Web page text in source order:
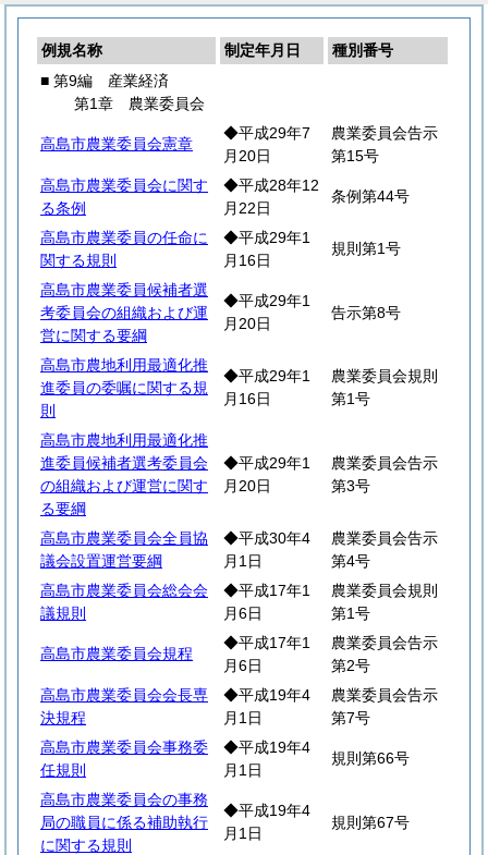
例規名称 制定年月日
種別番号
■ 第9編 産業経済
第1章 農業委員会
高島市農業委員会憲章
◆平成29年7
月20日
農業委員会告示
第15号
高島市農業委員会に関す
る条例
◆平成28年12
月22日
条例第44号
高島市農業委員の任命に
関する規則
◆平成29年1
月16日
規則第1号
高島市農業委員候補者選
考委員会の組織および運
営に関する要綱
◆平成29年1
月20日
告示第8号
高島市農地利用最適化推
進委員の委嘱に関する規
則
◆平成29年1
月16日
農業委員会規則
第1号
高島市農地利用最適化推
進委員候補者選考委員会
の組織および運営に関す
る要綱
◆平成29年1
月20日
農業委員会告示
第3号
高島市農業委員会全員協
議会設置運営要綱
◆平成30年4
月1日
農業委員会告示
第4号
高島市農業委員会総会会
議規則
◆平成17年1
月6日
農業委員会規則
第1号
高島市農業委員会規程
◆平成17年1
月6日
農業委員会告示
第2号
高島市農業委員会会長専
決規程
◆平成19年4
月1日
農業委員会告示
第7号
高島市農業委員会事務委
任規則
◆平成19年4
月1日
規則第66号
高島市農業委員会の事務
局の職員に係る補助執行
に関する規則
◆平成19年4
月1日
規則第67号